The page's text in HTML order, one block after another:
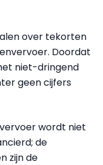
over tekorten
Doordat
niet-dringend
geen cijfers
wordt niet
de
zijn de